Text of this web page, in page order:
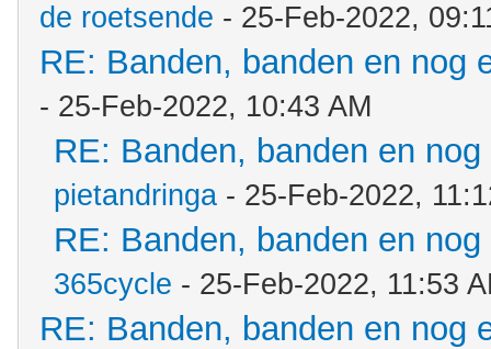
de roetsende - 25-Feb-2022,
RE: Banden, banden en nog
- 25-Feb-2022, 10:43 AM
RE: Banden, banden en
pietandringa - 25-Feb-2022,
RE: Banden, banden en
365cycle - 25-Feb-2022, 11:53
RE: Banden, banden en nog